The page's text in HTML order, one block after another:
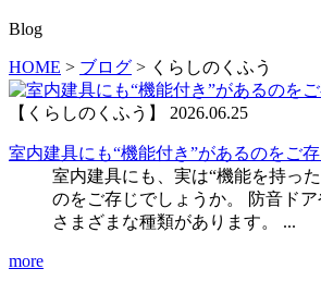
Blog
HOME > ブログ > くらしのくふう
【くらしのくふう】 2026.06.25
室内建具にも“機能付き”があるのをご
室内建具にも、実は“機能を持っ
のをご存じでしょうか。 防音ドア
さまざまな種類があります。 ...
more